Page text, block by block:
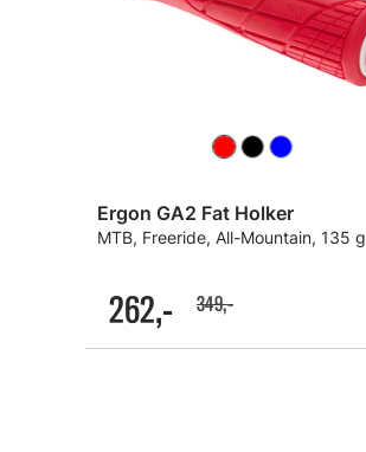
Ergon GA2 Fat Holker
MTB, Freeride, All-Mountain, 135 g
262,- 349,-